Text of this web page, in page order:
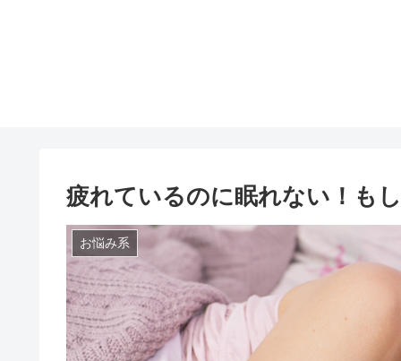
疲れているのに眠れない！も
お悩み系